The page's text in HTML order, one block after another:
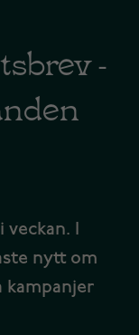
-
veckan. I
nytt om
kampanjer